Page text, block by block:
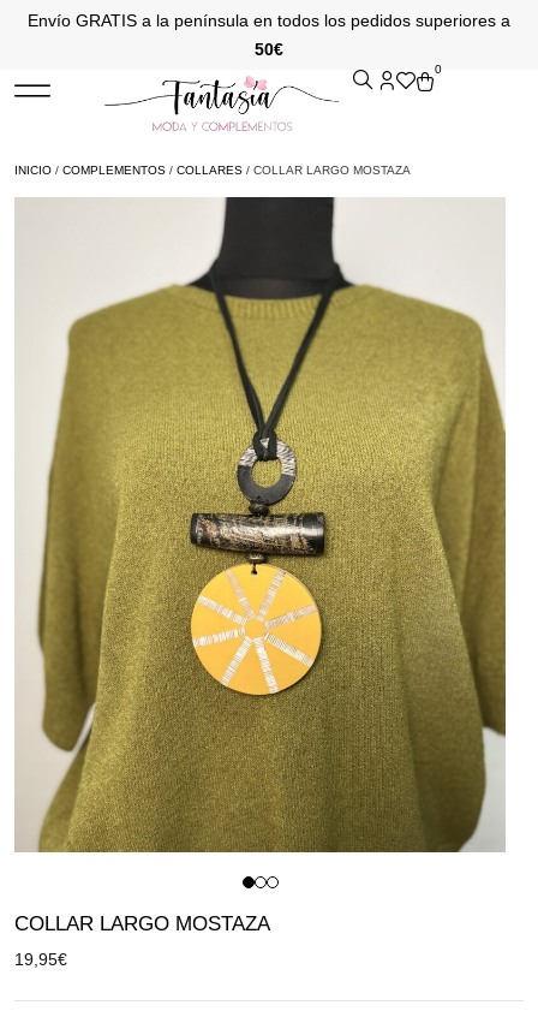
Envío GRATIS a la península en todos los pedidos superiores a
50€
0
INICIO / COMPLEMENTOS / COLLARES / COLLAR LARGO MOSTAZA
COLLAR LARGO MOSTAZA
19,95€